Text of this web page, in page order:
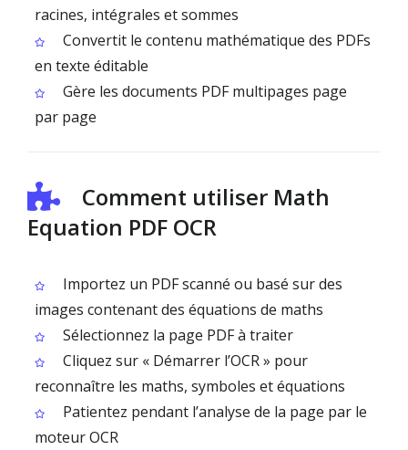
racines, intégrales et sommes
Convertit le contenu mathématique des PDFs
en texte éditable
Gère les documents PDF multipages page
par page
Comment utiliser Math
Equation PDF OCR
Importez un PDF scanné ou basé sur des
images contenant des équations de maths
Sélectionnez la page PDF à traiter
Cliquez sur « Démarrer l’OCR » pour
reconnaître les maths, symboles et équations
Patientez pendant l’analyse de la page par le
moteur OCR